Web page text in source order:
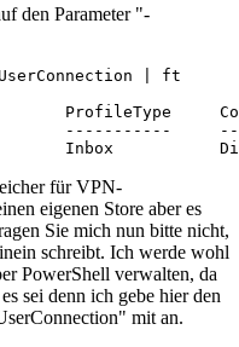
den Parameter "-
| ft
ProfileType
-----------
Inbox
für VPN-
eigenen Store aber es
Sie mich nun bitte nicht,
schreibt. Ich werde wohl
PowerShell verwalten, da
sei denn ich gebe hier den
mit an.